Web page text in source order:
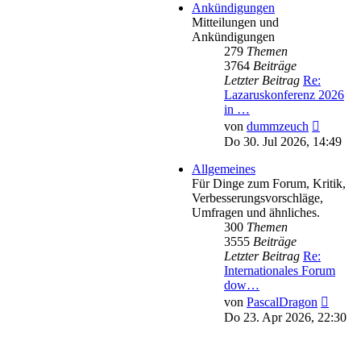
Ankündigungen
Mitteilungen und
Ankündigungen
279 Themen
3764 Beiträge
Letzter Beitrag Re:
Lazaruskonferenz 2026
in …
von dummzeuch
Beitrag
Do 30. Jul 2026, 14:49
Allgemeines
Für Dinge zum Forum, Kritik,
Verbesserungsvorschläge,
Umfragen und ähnliches.
300 Themen
3555 Beiträge
Letzter Beitrag Re:
Internationales Forum
dow…
von PascalDragon
Do 23. Apr 2026, 22:30